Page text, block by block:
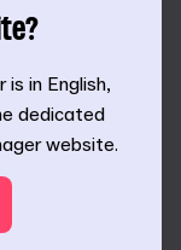
ma vuoi
il tuo
clic
i tuoi salvataggi
lasciati.
di
in English,
dedicated
website.